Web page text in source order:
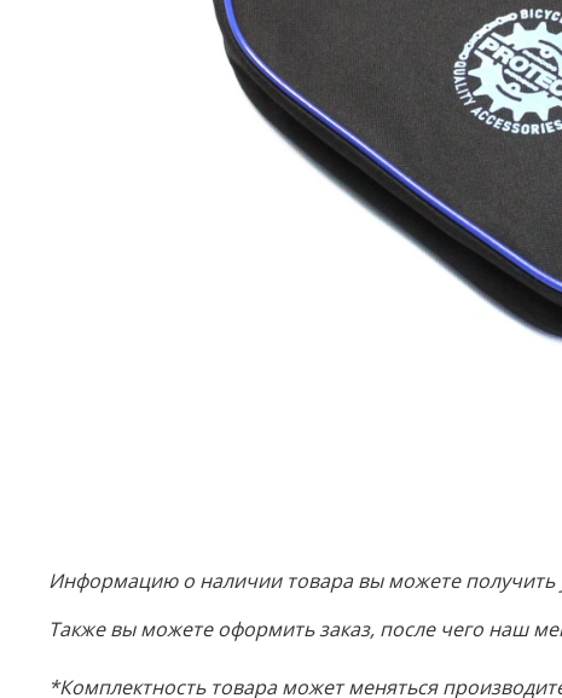
Информацию о наличии товара вы можете получить
Также вы можете оформить заказ, после чего наш
*Комплектность товара может меняться